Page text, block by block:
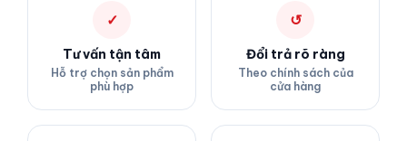
✓
Tư vấn tận tâm
Hỗ trợ chọn sản phẩm
phù hợp
↺
Đổi trả rõ ràng
Theo chính sách của
cửa hàng